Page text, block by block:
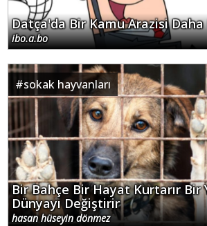
Datça'da Bir Kamu Arazisi
ibo.a.bo
#sokak hayvanları
Bir Bahçe Bir Hayat Kurtarır Bir
Dünyayı Değiştirir
hasan hüseyin dönmez